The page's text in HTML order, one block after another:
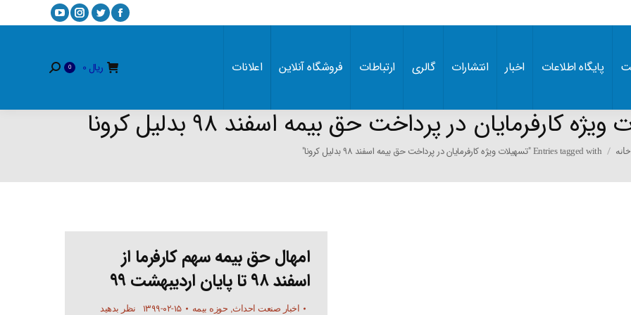
Facebook
in
window
Twitter
in
window
Instagram
in
window
YouTube
in
window
پایگاه اطلاعات اخبار انتشارات گالری ارتباطات فروشگاه آنلاین اعلانات ریال 0
Search:
کارفرمایان در پرداخت حق بیمه اسفند 98 بدلیل کرونا
You areخانه Entries tagged with "تسهیلات ویژه کارفرمایان در پرداخت حق بیمه اسفند 98 بدلیل کرونا"
امهال حق بیمه سهم کارفرما از
اسفند ۹۸ تا پایان اردیبهشت ۹۹
اخبار صنعت احداث, حوزه بیمه ۱۳۹۹-۰۲-۱۵ نظر بدهید